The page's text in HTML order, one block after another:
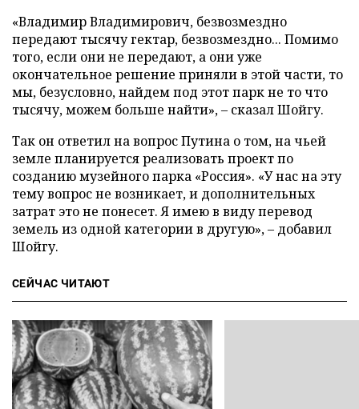
«Владимир Владимирович, безвозмездно
передают тысячу гектар, безвозмездно... Помимо
того, если они не передают, а они уже
окончательное решение приняли в этой части, то
мы, безусловно, найдем под этот парк не то что
тысячу, можем больше найти», – сказал Шойгу.
Так он ответил на вопрос Путина о том, на чьей
земле планируется реализовать проект по
созданию музейного парка «Россия». «У нас на эту
тему вопрос не возникает, и дополнительных
затрат это не понесет. Я имею в виду перевод
земель из одной категории в другую», – добавил
Шойгу.
СЕЙЧАС ЧИТАЮТ